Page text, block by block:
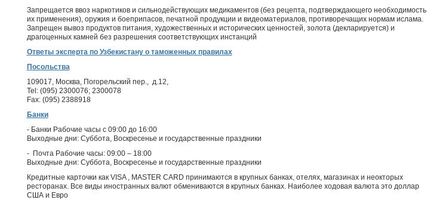
Запрещается ввоз наркотиков и сильнодействующих медикаментов (без рецепта, подтверждающего необходимость
их применения), оружия и боеприпасов, печатной продукции и видеоматериалов, противоречащих нормам ислама.
Запрещен вывоз продуктов питания, художественных и исторических ценностей, золота (декларируется) и
драгоценных камней без разрешения соответствующих инстанций
Ответы эксперта по Узбекистану о таможенных правилах
Посольства
109017, Москва, Погорельский пер., д.12,
Tel: (095) 2300076; 2300078
Fax: (095) 2388918
Банки
- Банки Рабочие часы с 09:00 до 16:00
Выходные дни: Суббота, Воскресенье и государственные праздники
- Почта Рабочие часы: 09:00 – 18:00
Выходные дни: Суббота, Воскресенье и государственные праздники
Кредитные карточки как VISA , MASTER CARD принимаются в крупных банках, отелях, магазинах и неокторых
ресторанах. Все виды иностранных валют обмениваются в крупных банках. Наиболее ходовая валюта это доллар
США и Евро